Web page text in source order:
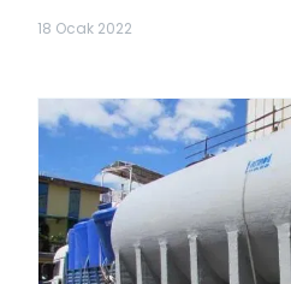
18 Ocak 2022